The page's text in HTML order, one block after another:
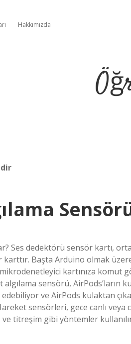
Hakkımızda
Ses dedektörü sensör kartı,
Başta Arduino olmak
kartınıza komut
sensörü, AirPods’ların
ve AirPods kulaktan
sensörleri, gece canlı veya
ve titreşim gibi yöntemler